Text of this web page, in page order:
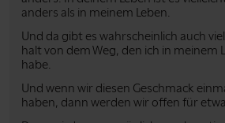
anders als in meinem Leben.
Und da gibt es wahrscheinlich auch
halt von dem Weg, den ich in meinem
habe.
Und wenn wir diesen Geschmack
haben, dann werden wir offen für